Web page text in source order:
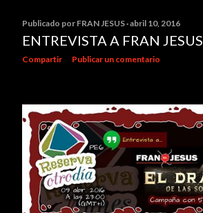
Publicado por FRAN JESUS abril 10, 2016
ENTREVISTA A FRAN JESUS
Compartir Publicar un comentario